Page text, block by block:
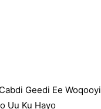
Geedi Ee
Uu Ku Hayo